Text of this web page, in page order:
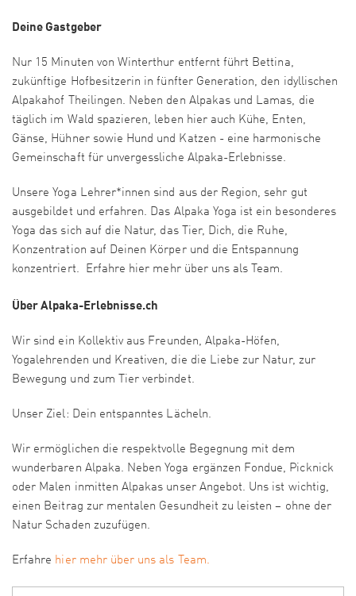
Deine Gastgeber
Nur 15 Minuten von Winterthur entfernt führt Bettina,
zukünftige Hofbesitzerin in fünfter Generation, den idyllischen
Alpakahof Theilingen. Neben den Alpakas und Lamas, die
täglich im Wald spazieren, leben hier auch Kühe, Enten,
Gänse, Hühner sowie Hund und Katzen - eine harmonische
Gemeinschaft für unvergessliche Alpaka-Erlebnisse.
Unsere Yoga Lehrer*innen sind aus der Region, sehr gut
ausgebildet und erfahren. Das Alpaka Yoga ist ein besonderes
Yoga das sich auf die Natur, das Tier, Dich, die Ruhe,
Konzentration auf Deinen Körper und die Entspannung
konzentriert. Erfahre hier mehr über uns als Team.
Über Alpaka-Erlebnisse.ch
Wir sind ein Kollektiv aus Freunden, Alpaka-Höfen,
Yogalehrenden und Kreativen, die die Liebe zur Natur, zur
Bewegung und zum Tier verbindet.
Unser Ziel: Dein entspanntes Lächeln.
Wir ermöglichen die respektvolle Begegnung mit dem
wunderbaren Alpaka. Neben Yoga ergänzen Fondue, Picknick
oder Malen inmitten Alpakas unser Angebot. Uns ist wichtig,
einen Beitrag zur mentalen Gesundheit zu leisten – ohne der
Natur Schaden zuzufügen.
Erfahre hier mehr über uns als Team.